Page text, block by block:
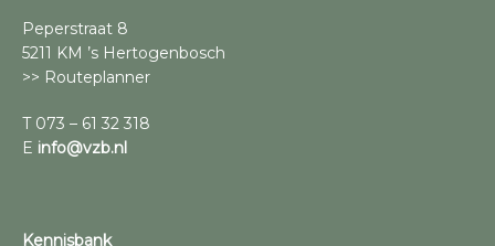
Peperstraat 8
5211 KM ’s Hertogenbosch
>> Routeplanner
T 073 – 61 32 318
E info@vzb.nl
Kennisbank